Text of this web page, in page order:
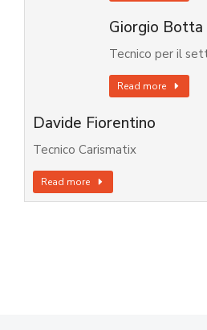
Giorgio Botta
Tecnico per il
Read more
Davide Fiorentino
Tecnico Carismatix
Read more